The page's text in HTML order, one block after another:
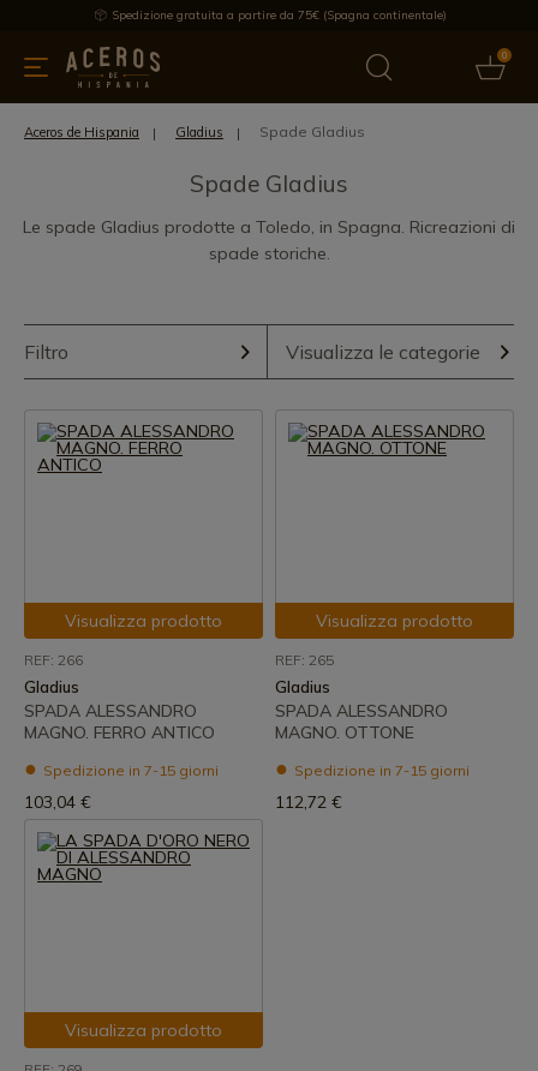
Spedizione gratuita a partire da 75€ (Spagna continentale)
0
cucina Offre Ultime notizie Venduti Marche
Aceros de Hispania Gladius Spade Gladius
Spade Gladius
Le spade Gladius prodotte a Toledo, in Spagna. Ricreazioni di
spade storiche.
Filtro Visualizza le categorie
Visualizza prodotto
REF: 266
Gladius
SPADA ALESSANDRO
MAGNO. FERRO ANTICO
Spedizione in 7-15 giorni
103,04 €
Visualizza prodotto
REF: 265
Gladius
SPADA ALESSANDRO
MAGNO. OTTONE
Spedizione in 7-15 giorni
112,72 €
Visualizza prodotto